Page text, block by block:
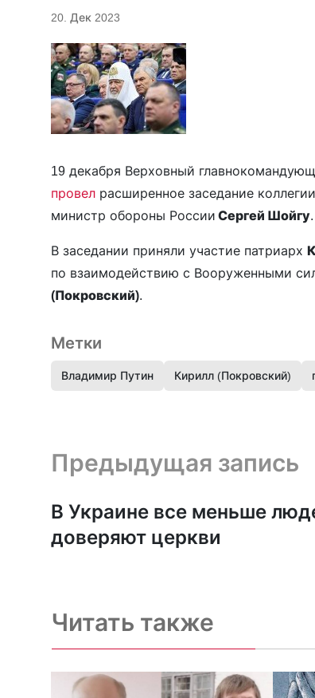
20. Дек 2023
19 декабря Верховный
провел расширенное заседание
министр обороны России Сергей Шойгу.
В заседании приняли участие патриарх
по взаимодействию с Вооруженными
(Покровский).
Метки
Владимир Путин Кирилл (Покровский)
Предыдущая запись и следующая запись
Предыдущая запись
В Украине все меньше
доверяют церкви
Читать также